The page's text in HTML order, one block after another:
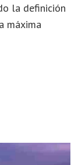
la definición
máxima